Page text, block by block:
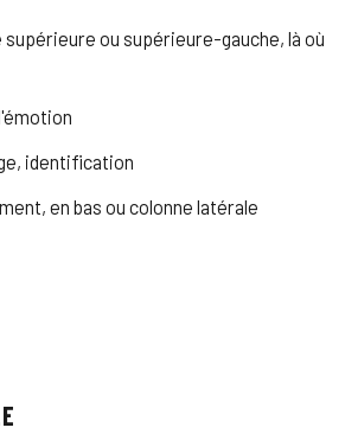
supérieure ou supérieure-gauche, là où
identification
en bas ou colonne latérale